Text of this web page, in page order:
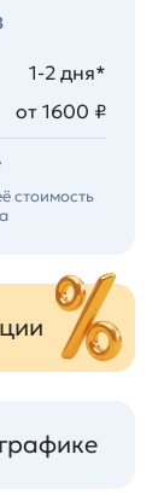
1-2 дня*
от 1600 ₽
стоимость